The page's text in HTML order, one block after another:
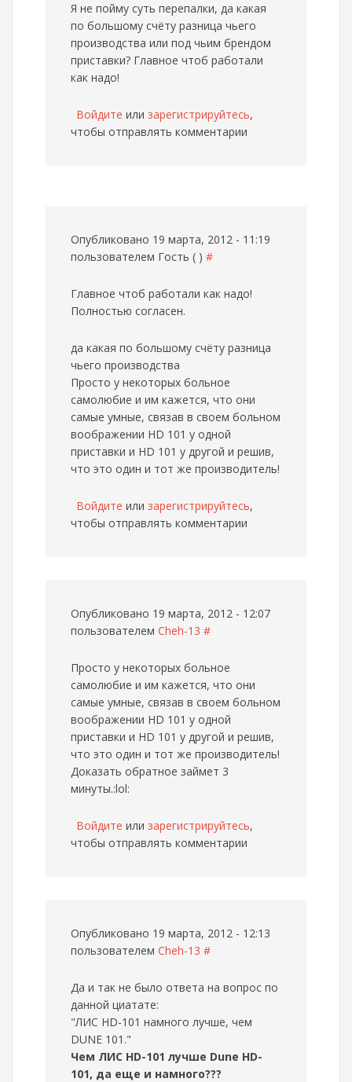
Я не пойму суть перепалки, да какая
по большому счёту разница чьего
производства или под чьим брендом
приставки? Главное чтоб работали
как надо!
Войдите или зарегистрируйтесь,
чтобы отправлять комментарии
Опубликовано 19 марта, 2012 - 11:19
пользователем Гость ( ) #
Главное чтоб работали как надо!
Полностью согласен.
да какая по большому счёту разница
чьего производства
Просто у некоторых больное
самолюбие и им кажется, что они
самые умные, связав в своем больном
воображении HD 101 у одной
приставки и HD 101 у другой и решив,
что это один и тот же производитель!
Войдите или зарегистрируйтесь,
чтобы отправлять комментарии
Опубликовано 19 марта, 2012 - 12:07
пользователем Cheh-13 #
Просто у некоторых больное
самолюбие и им кажется, что они
самые умные, связав в своем больном
воображении HD 101 у одной
приставки и HD 101 у другой и решив,
что это один и тот же производитель!
Доказать обратное займет 3
минуты.:lol:
Войдите или зарегистрируйтесь,
чтобы отправлять комментарии
Опубликовано 19 марта, 2012 - 12:13
пользователем Cheh-13 #
Да и так не было ответа на вопрос по
данной циатате:
"ЛИС HD-101 намного лучше, чем
DUNE 101."
Чем ЛИС HD-101 лучше Dune HD-
101, да еще и намного???